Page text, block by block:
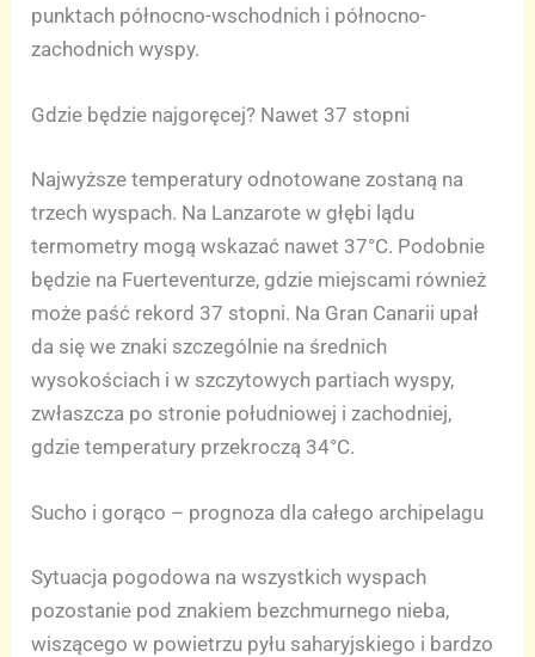
punktach północno-wschodnich i północno-
zachodnich wyspy.
Gdzie będzie najgoręcej? Nawet 37 stopni
Najwyższe temperatury odnotowane zostaną na
trzech wyspach. Na Lanzarote w głębi lądu
termometry mogą wskazać nawet 37°C. Podobnie
będzie na Fuerteventurze, gdzie miejscami również
może paść rekord 37 stopni. Na Gran Canarii upał
da się we znaki szczególnie na średnich
wysokościach i w szczytowych partiach wyspy,
zwłaszcza po stronie południowej i zachodniej,
gdzie temperatury przekroczą 34°C.
Sucho i gorąco – prognoza dla całego archipelagu
Sytuacja pogodowa na wszystkich wyspach
pozostanie pod znakiem bezchmurnego nieba,
wiszącego w powietrzu pyłu saharyjskiego i bardzo